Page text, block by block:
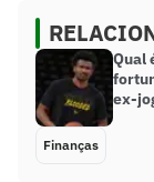
Qual
ex-
Finanças